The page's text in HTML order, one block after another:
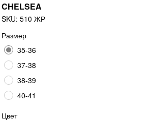
CHELSEA
SKU: 510 ЖР
Размер
35-36
37-38
38-39
40-41
Цвет